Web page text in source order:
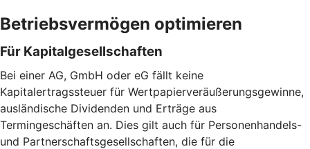
Betriebsvermögen optimieren
Für Kapitalgesellschaften
Bei einer AG, GmbH oder eG fällt keine
Kapitalertragssteuer für Wertpapierveräußerungsgewinne,
ausländische Dividenden und Erträge aus
Termingeschäften an. Dies gilt auch für Personenhandels-
und Partnerschaftsgesellschaften, die für die